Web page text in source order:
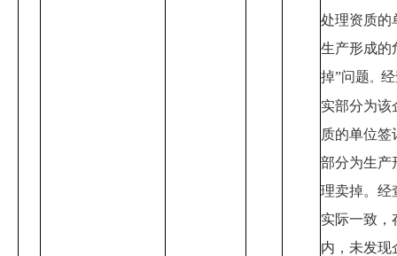
处理资质的
生产形成的
掉”问题。
实部分为该
质的单位签
部分为生产
理卖掉。经
实际一致，
内，未发现